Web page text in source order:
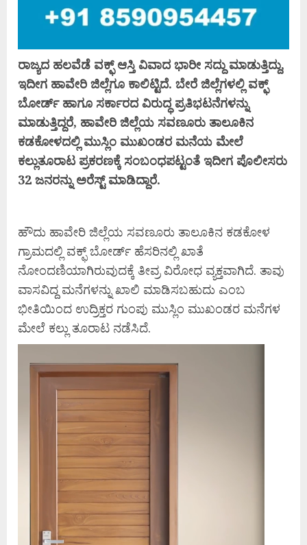
ರಾಜ್ಯದ ಹಲವೆಡೆ ವಕ್ಫ್ ಆಸ್ತಿ ವಿವಾದ ಭಾರೀ ಸದ್ದು ಮಾಡುತ್ತಿದ್ದು,
ಇದೀಗ ಹಾವೇರಿ ಜಿಲ್ಲೆಗೂ ಕಾಲಿಟ್ಟಿದೆ. ಬೇರೆ ಜಿಲ್ಲೆಗಳಲ್ಲಿ ವಕ್ಫ್
ಬೋರ್ಡ್ ಹಾಗೂ ಸರ್ಕಾರದ ವಿರುದ್ಧ ಪ್ರತಿಭಟನೆಗಳನ್ನು
ಮಾಡುತ್ತಿದ್ದರೆ, ಹಾವೇರಿ ಜಿಲ್ಲೆಯ ಸವಣೂರು ತಾಲೂಕಿನ
ಕಡಕೋಳದಲ್ಲಿ ಮುಸ್ಲಿಂ ಮುಖಂಡರ ಮನೆಯ ಮೇಲೆ
ಕಲ್ಲುತೂರಾಟ ಪ್ರಕರಣಕ್ಕೆ ಸಂಬಂಧಪಟ್ಟಂತೆ ಇದೀಗ ಪೊಲೀಸರು
32 ಜನರನ್ನು ಅರೆಸ್ಟ್ ಮಾಡಿದ್ದಾರೆ.
ಹೌದು ಹಾವೇರಿ ಜಿಲ್ಲೆಯ ಸವಣೂರು ತಾಲೂಕಿನ ಕಡಕೋಳ
ಗ್ರಾಮದಲ್ಲಿ ವಕ್ಫ್​ ಬೋರ್ಡ್​​ ಹೆಸರಿನಲ್ಲಿ ಖಾತೆ
ನೋಂದಣಿಯಾಗಿರುವುದಕ್ಕೆ ತೀವ್ರ ವಿರೋಧ ವ್ಯಕ್ತವಾಗಿದೆ. ತಾವು
ವಾಸವಿದ್ದ ಮನೆಗಳನ್ನು ಖಾಲಿ‌ ಮಾಡಿಸಬಹುದು ಎಂಬ
ಭೀತಿಯಿಂದ ಉದ್ರಿಕ್ತರ ಗುಂಪು ಮುಸ್ಲಿಂ ಮುಖಂಡರ ಮನೆಗಳ
ಮೇಲೆ‌ ಕಲ್ಲು ತೂರಾಟ ನಡೆಸಿದೆ.